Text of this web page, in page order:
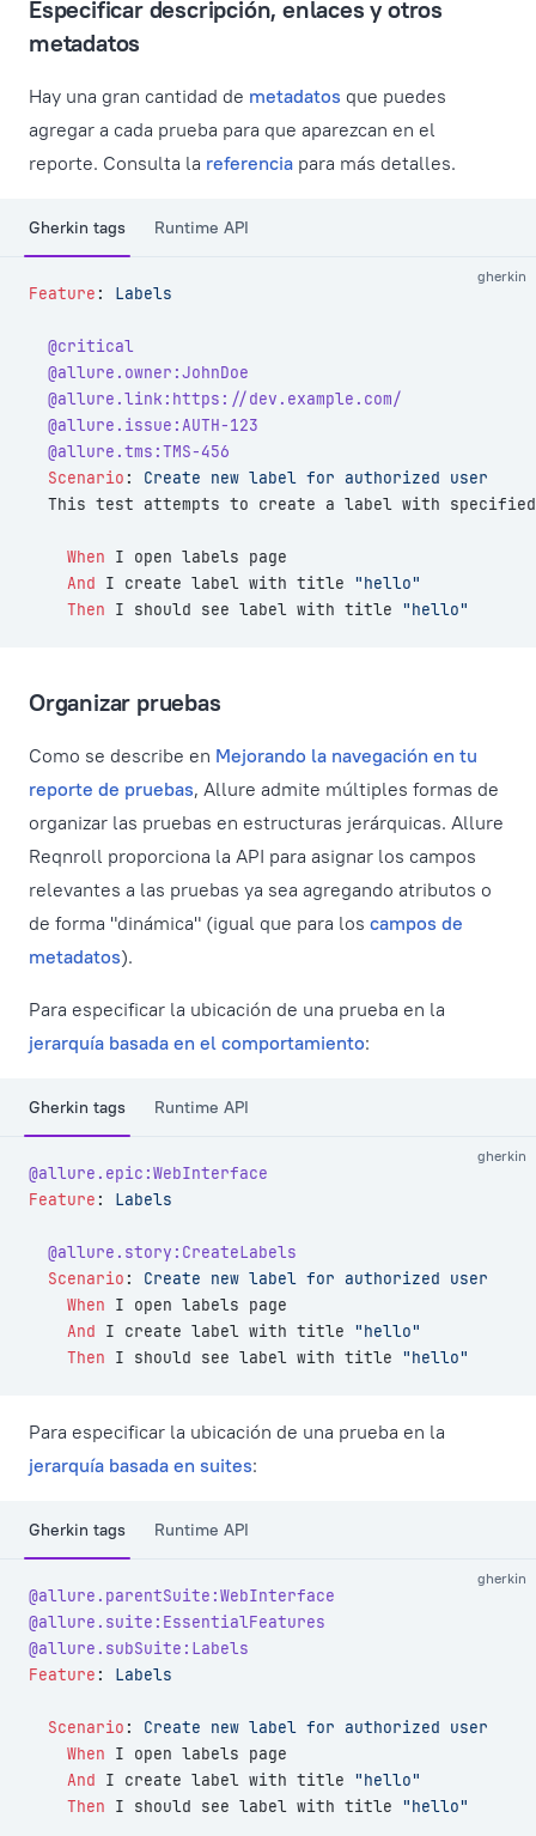
Especificar descripción, enlaces y otros
metadatos
Hay una gran cantidad de metadatos que puedes
agregar a cada prueba para que aparezcan en el
reporte. Consulta la referencia para más detalles.
Gherkin tags Runtime API
gherkin
Feature : Labels
  @critical
  @allure.owner:JohnDoe
  @allure.link:https://dev.example.com/
  @allure.issue:AUTH-123
  @allure.tms:TMS-456
  Scenario
:
Create new label for authorized user
This test attempts to create a label with
    When
I open labels page
    And
I create label with title "hello"
    Then
I should see label with title "hello"
Organizar pruebas
Como se describe en Mejorando la navegación en tu
reporte de pruebas, Allure admite múltiples formas de
organizar las pruebas en estructuras jerárquicas. Allure
Reqnroll proporciona la API para asignar los campos
relevantes a las pruebas ya sea agregando atributos o
de forma "dinámica" (igual que para los campos de
metadatos).
Para especificar la ubicación de una prueba en la
jerarquía basada en el comportamiento:
Gherkin tags Runtime API
gherkin
@allure.epic:WebInterface
Feature : Labels
  @allure.story:CreateLabels
  Scenario
:
Create new label for authorized user
    When
I open labels page
    And
I create label with title "hello"
    Then
I should see label with title "hello"
Para especificar la ubicación de una prueba en la
jerarquía basada en suites:
Gherkin tags Runtime API
gherkin
@allure.parentSuite:WebInterface
@allure.suite:EssentialFeatures
@allure.subSuite:Labels
Feature : Labels
  Scenario
:
Create new label for authorized user
    When
I open labels page
    And
I create label with title "hello"
    Then
I should see label with title "hello"